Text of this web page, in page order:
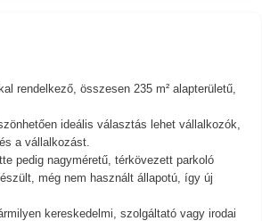
rendelkező, összesen 235 m² alapterületű,
ideális választás lehet vállalkozók,
a vállalkozást.
pedig nagyméretű, térkövezett parkoló
még nem használt állapotú, így új
kereskedelmi, szolgáltató vagy irodai